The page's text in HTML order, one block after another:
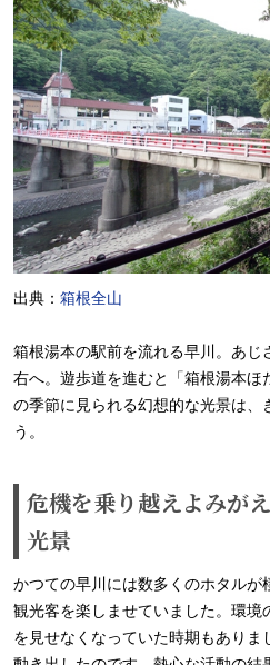
出典： 箱根全山
箱根湯本の駅前を流れる早川。あじ
右へ。遊歩道を進むと「箱根湯本
の季節に見られる幻想的な光景は、
う。
危機を乗り越えよみが
光景
かつての早川には数多くのホタルが
観光客を楽しませていました。環
を見せなくなっていた時期もありま